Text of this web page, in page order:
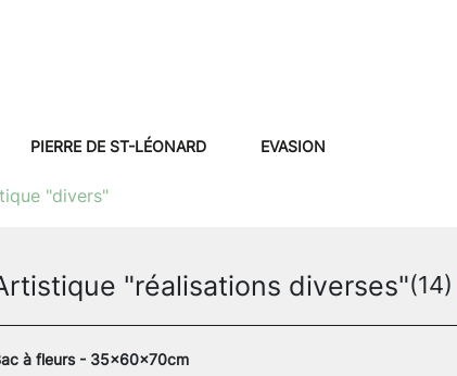
PIERRE DE ST-LÉONARD EVASION
"divers"
"réalisations diverses"(14)
à fleurs - 35x60x70cm